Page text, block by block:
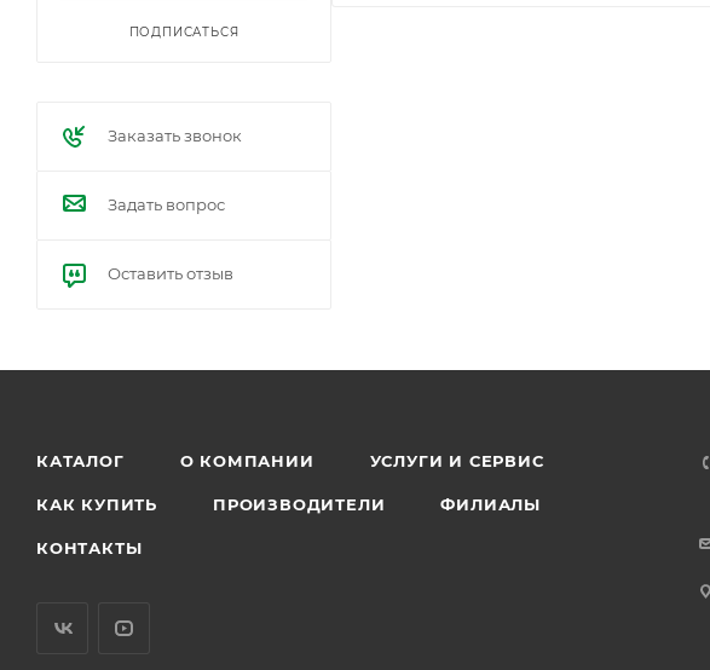
ПОДПИСАТЬСЯ
Заказать звонок
Задать вопрос
Оставить отзыв
КАТАЛОГ О КОМПАНИИ УСЛУГИ И СЕРВИС
КАК КУПИТЬ ПРОИЗВОДИТЕЛИ ФИЛИАЛЫ
КОНТАКТЫ